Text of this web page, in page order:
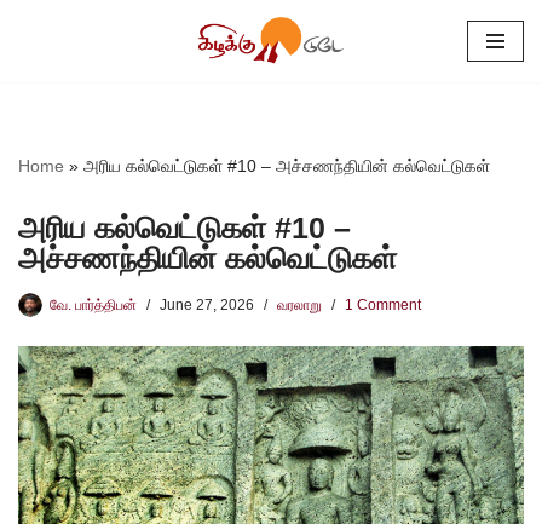
Home » அரிய கல்வெட்டுகள் #10 – அச்சணந்தியின் கல்வெட்டுகள்
அரிய கல்வெட்டுகள் #10 –
அச்சணந்தியின் கல்வெட்டுகள்
வே. பார்த்திபன் June 27, 2026 வரலாறு 1 Comment